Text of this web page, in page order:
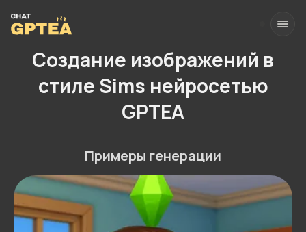
Создание изображений в
стиле Sims нейросетью
GPTEA
Примеры генерации